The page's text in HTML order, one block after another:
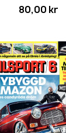
80,00 kr